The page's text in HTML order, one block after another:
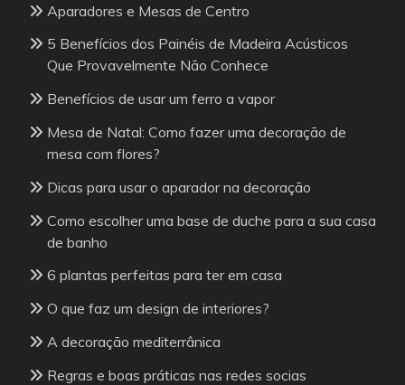
Aparadores e Mesas de Centro
5 Benefícios dos Painéis de Madeira Acústicos
Que Provavelmente Não Conhece
Benefícios de usar um ferro a vapor
Mesa de Natal: Como fazer uma decoração de
mesa com flores?
Dicas para usar o aparador na decoração
Como escolher uma base de duche para a sua casa
de banho
6 plantas perfeitas para ter em casa
O que faz um design de interiores?
A decoração mediterrânica
Regras e boas práticas nas redes socias